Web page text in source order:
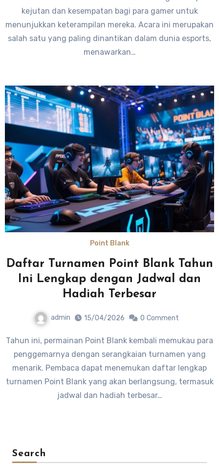
kejutan dan kesempatan bagi para gamer untuk
menunjukkan keterampilan mereka. Acara ini merupakan
salah satu yang paling dinantikan dalam dunia esports,
menawarkan…
Point Blank
Daftar Turnamen Point Blank Tahun
Ini Lengkap dengan Jadwal dan
Hadiah Terbesar
admin 15/04/2026 0 Comment
Tahun ini, permainan Point Blank kembali memukau para
penggemarnya dengan serangkaian turnamen yang
menarik. Pembaca dapat menemukan daftar lengkap
turnamen Point Blank yang akan berlangsung, termasuk
jadwal dan hadiah terbesar…
Search